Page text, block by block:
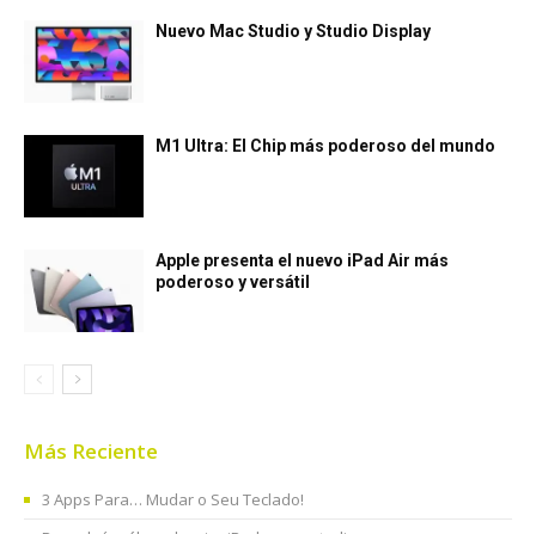
Nuevo Mac Studio y Studio Display
M1 Ultra: El Chip más poderoso del mundo
Apple presenta el nuevo iPad Air más
poderoso y versátil
Más Reciente
3 Apps Para… Mudar o Seu Teclado!